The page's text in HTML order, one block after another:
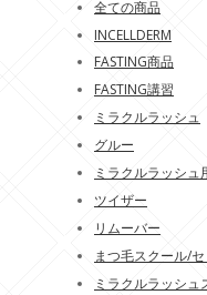
全ての商品
INCELLDERM
FASTING商品
FASTING講習
ミラクルラッシュ
グルー
ミラクルラッシュ
ツイザー
リムーバー
まつ毛スクール/
ミラクルラッシュ